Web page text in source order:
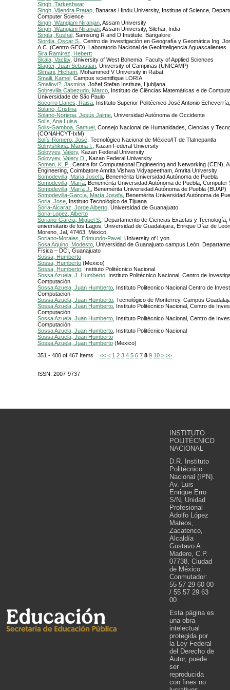
Singh, Tarkeshwar
Singh, Vijendra Pratap , Banaras Hindu University, Institute of Science,
Computer Science
Singh, Wangjam Niranjan , Assam University
Singh, Wangjam Niranjan , Assam University, Silchar, India
Singla, Kushal
, Samsung R and D Institute, Bangalore
Siordia, Oscar S.
, Centro de Investigación en Geografía y Geomática Ing.
A.C. (Centro GEO), Laboratorio Nacional de GeoInteligencia Aguascalientes
Sira Ramírez, Hebertt
Skala, Vaclav, University of West Bohemia, Faculty of Applied Sciences
Slagter, Juan Sebastian , University of Campinas (UNICAMP)
Slimani, Hicham , Mohammed V University in Rabat
Smaili, Kamel
, Campus scientifique LORIA
Smailovi?, Jasmina , Jožef Stefan Institute, Ljubljana
Sobrevilla Cabezudo, Marco , Instituto de Ciências Matemáticas e de
Universidade de São Paulo
Socorro Llanes, Raisa , Instituto Superior Politécnico José Antonio
Solano, Cristina
Solano-Noriega, Jesús Jaime , Universidad Autónoma de Occidente
Solís, Ana Luisa
Solis-Gamboa, Samuel
, Consejo Nacional de Humanidades, Ciencias y
(CONAHCYT-IxM)
Solís-Romero, José , Tecnológico Nacional de México/IT de Tlalnepantla
Solnyshkina, Marina I.
, Kazan Federal University
Solovyev, Valery, Kazan Federal University
Solovyev, Valery D.
, Kazan Federal University
Soman, K. P.
, Centre for Computational Engineering and Networking (CEN),
Engineering, Coimbatore Amrita Vishwa Vidyapeetham, Amrita University
Somodevilla, Maria Josefa , Benemérita Universidad Autónoma de Puebla
Somodevilla, María , Benemérita Universidad Autónoma de Puebla,
Somodevilla, María J.
, Benemérita Universidad Autónoma de Puebla (BUAP)
Somodevilla-García, María Josefa , Benemérita Universidad Autónoma de
Soria, Jose , Instituto Tecnológico de Tijuana
Soria-Alcaraz, Jorge Alberto , Universidad de Guanajuato
Soria-Lopez, Alberto
Soriano-Garcia, Miguel S.
, Departamento de Ciencias Exactas y Tecnología,
universitario de los Lagos, Universidad de Guadalajara, Enrique Díaz de
Moreno, Jal, 47463, México.
Soriano-Morales, Edmundo-Pavel
, University of Lyon
Sosa Aquino, Modesto , Universidad de Guanajuato campus León,
Física – DCI, Guanajuato
Sossa, Humberto
Sossa, Humberto (Mexico)
Sossa, Humberto , Instituto Politécnico Nacional
Sossa Azuela, J. Humberto , Instituto Politécnico Nacional, Centro de
Computación
Sossa Azuela, Juan Humberto , Instituto Politecnico Nacional Centro de
Computacion
Sossa Azuela, Juan Humberto , Tecnológico de Monterrey, Campus
Sossa Azuela, Juan Humberto , Instituto Politécnico Nacional, Centro de
Computación
Sossa Azuela, Juan Humberto , Instituto Politécnico Nacional, Centro de
Computación
Sossa Azuela, Juan Humberto , Instituto Politécnico Nacional
Sossa Azuela, Juan Humberto
Sossa Azuela, Juan Humberto (Mexico)
351 - 400 of 467 Items << < 1 2 3 4 5 6 7 8 9 10 > >>
ISSN: 2007-9737
INSTITUTO
POLITÉCNICO
NACIONAL
D.R. Instituto
Politécnico
Nacional (IPN).
Av. Luis
Enrique Erro
S/N, Unidad
Profesional
Adolfo López
Mateos,
Zacatenco,
Alcaldía
Gustavo A.
Madero, C.P.
07738, Ciudad
de México.
Conmutador:
55 57 29 60 00
/ 55 57 29 63
00.
Esta página es
una obra
intelectual
protegida por
la Ley Federal
del Derecho de
Autor, puede
ser
reproducida
con fines no